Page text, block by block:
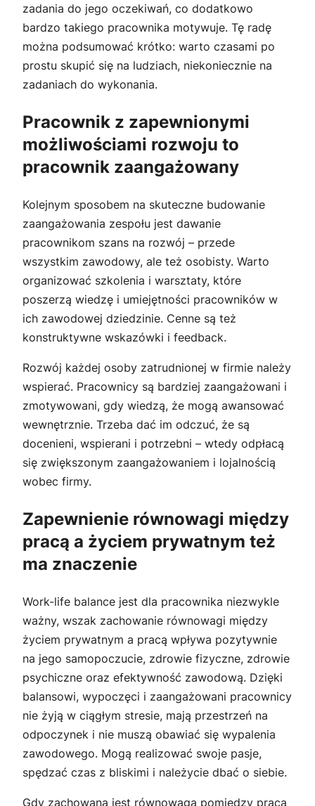
zadania do jego oczekiwań, co dodatkowo
bardzo takiego pracownika motywuje. Tę radę
można podsumować krótko: warto czasami po
prostu skupić się na ludziach, niekoniecznie na
zadaniach do wykonania.
Pracownik z zapewnionymi
możliwościami rozwoju to
pracownik zaangażowany
Kolejnym sposobem na skuteczne budowanie
zaangażowania zespołu jest dawanie
pracownikom szans na rozwój – przede
wszystkim zawodowy, ale też osobisty. Warto
organizować szkolenia i warsztaty, które
poszerzą wiedzę i umiejętności pracowników w
ich zawodowej dziedzinie. Cenne są też
konstruktywne wskazówki i feedback.
Rozwój każdej osoby zatrudnionej w firmie należy
wspierać. Pracownicy są bardziej zaangażowani i
zmotywowani, gdy wiedzą, że mogą awansować
wewnętrznie. Trzeba dać im odczuć, że są
docenieni, wspierani i potrzebni – wtedy odpłacą
się zwiększonym zaangażowaniem i lojalnością
wobec firmy.
Zapewnienie równowagi między
pracą a życiem prywatnym też
ma znaczenie
Work-life balance jest dla pracownika niezwykle
ważny, wszak zachowanie równowagi między
życiem prywatnym a pracą wpływa pozytywnie
na jego samopoczucie, zdrowie fizyczne, zdrowie
psychiczne oraz efektywność zawodową. Dzięki
balansowi, wypoczęci i zaangażowani pracownicy
nie żyją w ciągłym stresie, mają przestrzeń na
odpoczynek i nie muszą obawiać się wypalenia
zawodowego. Mogą realizować swoje pasje,
spędzać czas z bliskimi i należycie dbać o siebie.
Gdy zachowana jest równowaga pomiędzy pracą